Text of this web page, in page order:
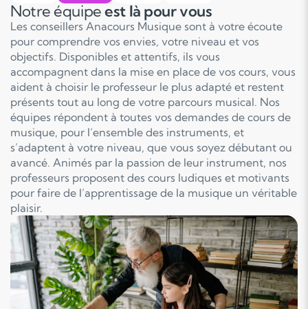
Notre équipeest là pour vous
Les conseillers Anacours Musique sont à votre écoute
pour comprendre vos envies, votre niveau et vos
objectifs. Disponibles et attentifs, ils vous
accompagnent dans la mise en place de vos cours, vous
aident à choisir le professeur le plus adapté et restent
présents tout au long de votre parcours musical. Nos
équipes répondent à toutes vos demandes de cours de
musique, pour l’ensemble des instruments, et
s’adaptent à votre niveau, que vous soyez débutant ou
avancé. Animés par la passion de leur instrument, nos
professeurs proposent des cours ludiques et motivants
pour faire de l’apprentissage de la musique un véritable
plaisir.